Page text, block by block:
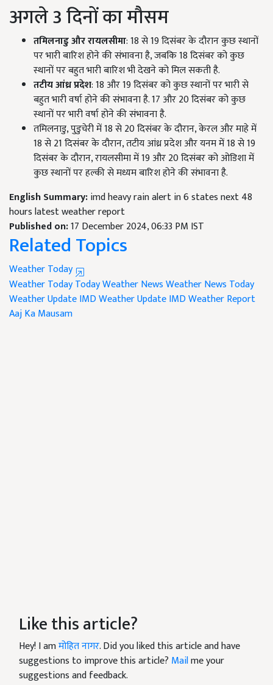
अगले 3 दिनों का मौसम
तमिलनाडु और रायलसीमा: 18 से 19 दिसंबर के दौरान कुछ स्थानों
पर भारी बारिश होने की संभावना है, जबकि 18 दिसंबर को कुछ
स्थानों पर बहुत भारी बारिश भी देखने को मिल सकती है.
तटीय आंध्र प्रदेश: 18 और 19 दिसंबर को कुछ स्थानों पर भारी से
बहुत भारी वर्षा होने की संभावना है. 17 और 20 दिसंबर को कुछ
स्थानों पर भारी वर्षा होने की संभावना है.
तमिलनाडु, पुडुचेरी में 18 से 20 दिसंबर के दौरान, केरल और माहे में
18 से 21 दिसंबर के दौरान, तटीय आंध्र प्रदेश और यनम में 18 से 19
दिसंबर के दौरान, रायलसीमा में 19 और 20 दिसंबर को ओडिशा में
कुछ स्थानों पर हल्की से मध्यम बारिश होने की संभावना है.
English Summary:imd heavy rain alert in 6 states next 48
hours latest weather report
Published on:17 December 2024, 06:33 PM IST
Related Topics
Weather Today
Weather TodayToday Weather NewsWeather News Today
Weather UpdateIMD Weather UpdateIMD Weather Report
Aaj Ka Mausam
Like this article?
Hey! I amमोहित नागर. Did you liked this article and have
suggestions to improve this article? Mailme your
suggestions and feedback.